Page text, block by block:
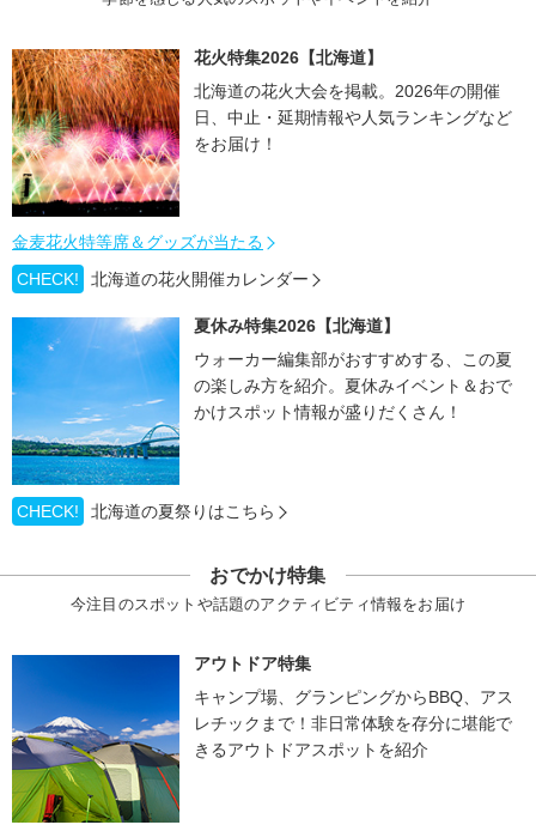
花火特集2026【北海道】
北海道の花火大会を掲載。2026年の開催
日、中止・延期情報や人気ランキングなど
をお届け！
金麦花火特等席＆グッズが当たる
CHECK!
北海道の花火開催カレンダー
夏休み特集2026【北海道】
ウォーカー編集部がおすすめする、この夏
の楽しみ方を紹介。夏休みイベント＆おで
かけスポット情報が盛りだくさん！
CHECK! 北海道の夏祭りはこちら
おでかけ特集
今注目のスポットや話題のアクティビティ情報をお届け
アウトドア特集
キャンプ場、グランピングからBBQ、アス
レチックまで！非日常体験を存分に堪能で
きるアウトドアスポットを紹介